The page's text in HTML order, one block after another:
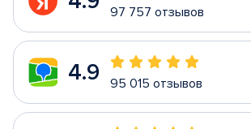
97 757 отзывов
4.9 95 015 отзывов